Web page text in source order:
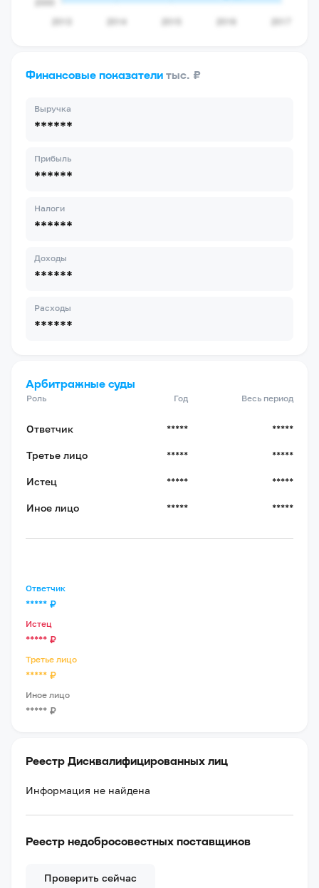
Финансовые показатели тыс. ₽
Выручка
******
Прибыль
******
Налоги
******
Доходы
******
Расходы
******
Арбитражные суды
Роль Год Весь период
Ответчик ***** *****
Третье лицо ***** *****
Истец ***** *****
Иное лицо ***** *****
Ответчик
***** ₽
Истец
***** ₽
Третье лицо
***** ₽
Иное лицо
***** ₽
Реестр Дисквалифицированных лиц
Информация не найдена
Реестр недобросовестных поставщиков
Проверить сейчас